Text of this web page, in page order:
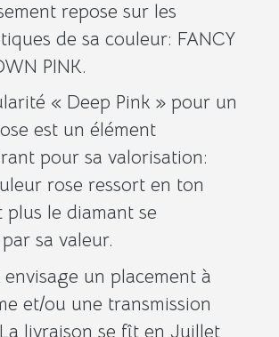
repose sur les
de sa couleur: FANCY
PINK.
« Deep Pink » pour un
est un élément
pour sa valorisation:
rose ressort en ton
plus le diamant se
sa valeur.
un placement à
et/ou une transmission
livraison se fît en Juillet